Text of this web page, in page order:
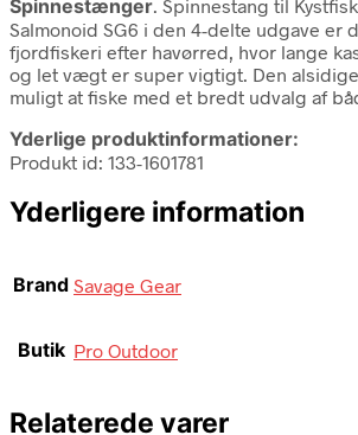
Spinnestænger. Spinnestang til
Salmonoid SG6 i den 4-delte udgave er
fjordfiskeri efter havørred, hvor lange
og let vægt er super vigtigt. Den
muligt at fiske med et bredt udvalg af
Yderlige produktinformationer:
Produkt id: 133-1601781
Yderligere information
Brand Savage Gear
Butik Pro Outdoor
Relaterede varer